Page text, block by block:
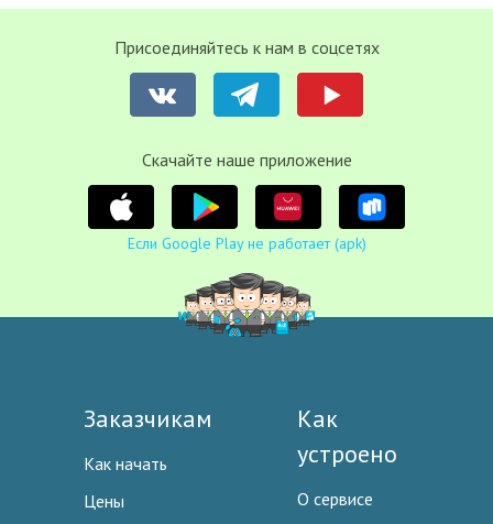
Присоединяйтесь к нам в соцсетях
Cкачайте наше приложение
Если Google Play не работает (apk)
Заказчикам
Как начать
Цены
Как
устроено
О сервисе